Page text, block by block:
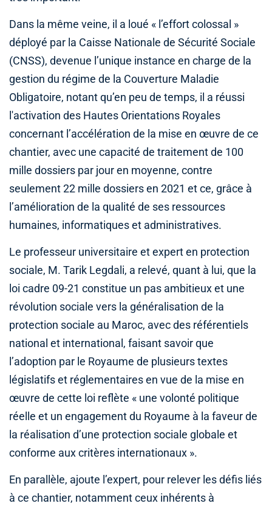
Dans la même veine, il a loué « l’effort colossal »
déployé par la Caisse Nationale de Sécurité Sociale
(CNSS), devenue l’unique instance en charge de la
gestion du régime de la Couverture Maladie
Obligatoire, notant qu’en peu de temps, il a réussi
l'activation des Hautes Orientations Royales
concernant l’accélération de la mise en œuvre de ce
chantier, avec une capacité de traitement de 100
mille dossiers par jour en moyenne, contre
seulement 22 mille dossiers en 2021 et ce, grâce à
l’amélioration de la qualité de ses ressources
humaines, informatiques et administratives.
Le professeur universitaire et expert en protection
sociale, M. Tarik Legdali, a relevé, quant à lui, que la
loi cadre 09-21 constitue un pas ambitieux et une
révolution sociale vers la généralisation de la
protection sociale au Maroc, avec des référentiels
national et international, faisant savoir que
l’adoption par le Royaume de plusieurs textes
législatifs et réglementaires en vue de la mise en
œuvre de cette loi reflète « une volonté politique
réelle et un engagement du Royaume à la faveur de
la réalisation d’une protection sociale globale et
conforme aux critères internationaux ».
En parallèle, ajoute l’expert, pour relever les défis liés
à ce chantier, notamment ceux inhérents à